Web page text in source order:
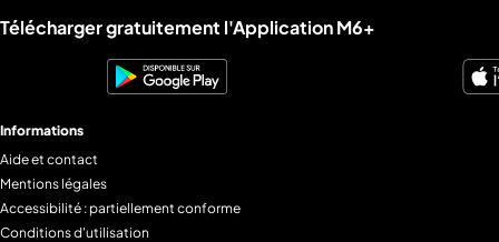
Liens utiles M6+.
Télécharger gratuitement l'Application M6+
Informations
Aide et contact
Mentions légales
Accessibilité : partiellement conforme
Conditions d'utilisation